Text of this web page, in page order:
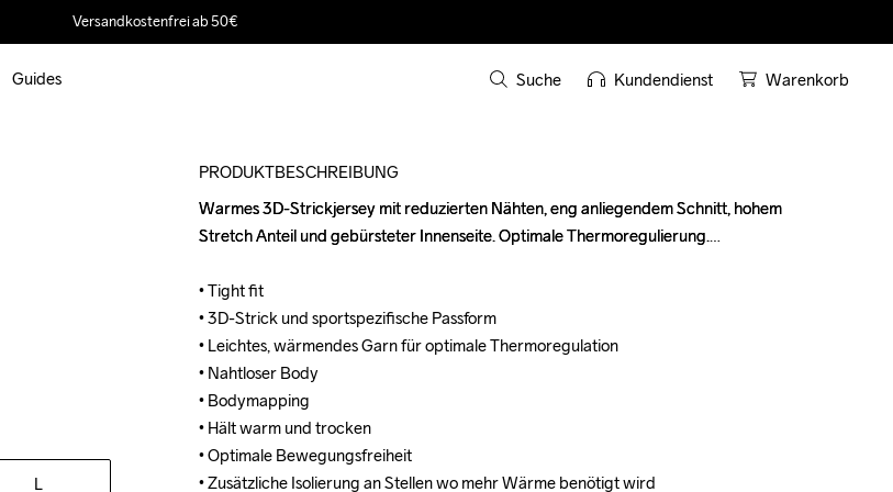
Versandkostenfrei ab 50€
Guides Suche Kundendienst Warenkorb
L
PRODUKTBESCHREIBUNG
Warmes 3D-Strickjersey mit reduzierten Nähten, eng anliegendem Schnitt, hohem
Stretch Anteil und gebürsteter Innenseite. Optimale Thermoregulierung.
• Tight fit
• 3D-Strick und sportspezifische Passform
• Leichtes, wärmendes Garn für optimale Thermoregulation
• Nahtloser Body
• Bodymapping
• Hält warm und trocken
• Optimale Bewegungsfreiheit
• Zusätzliche Isolierung an Stellen wo mehr Wärme benötigt wird
Warmes 3D-Strickjersey mit reduzierten Nähten, eng anliegendem Schnitt, hohem
Stretch Anteil und gebürsteter Innenseite. Optimale Thermoregulierung.
• Tight fit
• 3D-Strick und sportspezifische Passform
• Leichtes, wärmendes Garn für optimale Thermoregulation
• Nahtloser Body
• Bodymapping
• Hält warm und trocken
• Optimale Bewegungsfreiheit
• Zusätzliche Isolierung an Stellen wo mehr Wärme benötigt wird